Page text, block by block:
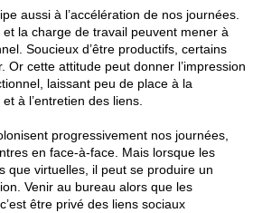
aussi à l’accélération de nos journées.
la charge de travail peuvent mener à
Soucieux d’être productifs, certains
Or cette attitude peut donner l’impression
laissant peu de place à la
à l’entretien des liens.
progressivement nos journées,
en face-à-face. Mais lorsque les
que virtuelles, il peut se produire un
Venir au bureau alors que les
être privé des liens sociaux